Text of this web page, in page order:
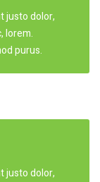
justo dolor,
lorem.
purus.
justo dolor,